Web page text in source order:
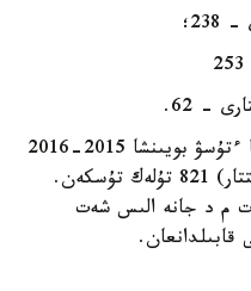
- 62.
ال، الدىڭعى قاتارلى وقۋ ورىندارىنا ءتۇسۋ بويىنشا 2015-2016
وقۋ جىلىندا ق ر ج و و- ىنا (گرانتتار) 821 تۇلەك تۇسكەن.
ۋنيۆەرسيتەتىنە - 148, ت م د جانە الىس شەت